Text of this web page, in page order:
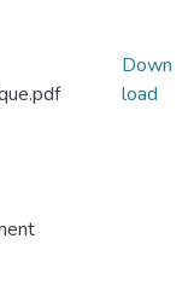
Down
load